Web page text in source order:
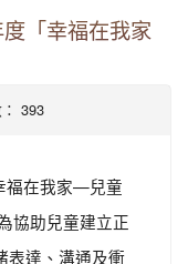
「幸福在我家
393
福在我家—兒童
協助兒童建立正
表達、溝通及衝